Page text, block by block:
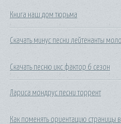
Книга наш дом тюрьма
Скачать минус песни лейтенанты
Скачать песню икс фактор 6 сезон
Лариса мондрус песни торрент
Как поменять ориентацию страницы